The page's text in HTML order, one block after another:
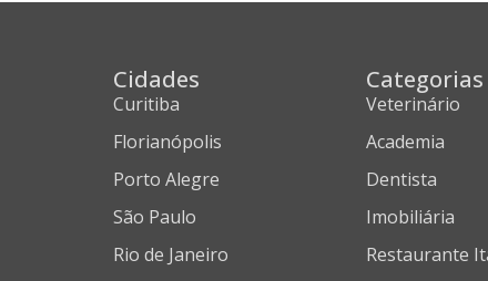
Cidades
Curitiba
Florianópolis
Porto Alegre
São Paulo
Rio de Janeiro
Categorias
Veterinário
Academia
Dentista
Imobiliária
Restaurante